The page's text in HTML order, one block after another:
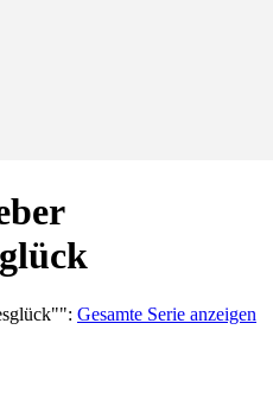
": Gesamte Serie anzeigen